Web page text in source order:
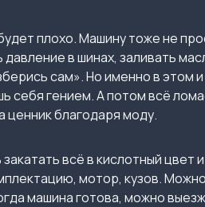
плохо. Машину тоже не
в шинах, заливать
сам». Но именно в этом
себя гением. А потом всё
ценник благодаря моду.
всё в кислотный цвет и
мотор, кузов.
машина готова, можно